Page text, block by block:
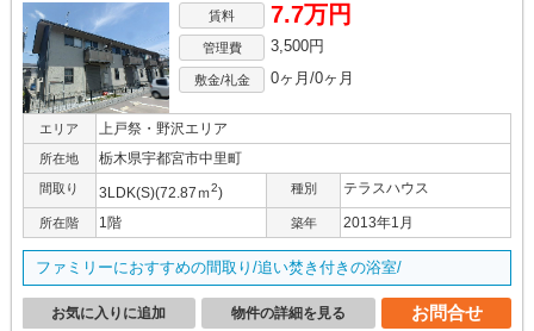
賃料 7.7万円
管理費 3,500円
敷金/礼金 0ヶ月/0ヶ月
エリア 上戸祭・野沢エリア
所在地 栃木県宇都宮市中里町
間取り 3LDK(S)(72.87ｍ2) 種別 テラスハウス
所在階 1階 築年 2013年1月
ファミリーにおすすめの間取り/追い焚き付きの浴室/
お問合せ
物件の詳細を見る
お気に入りに追加